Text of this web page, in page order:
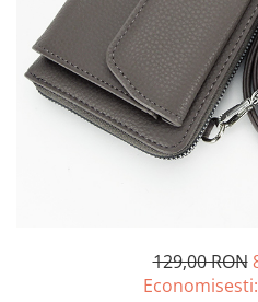
Incaltamine primavara-vara
Imbracaminte
Camasi si topuri
Blugi si pantaloni
Pulovere si cardigane
129,00 RON
Economisesti: